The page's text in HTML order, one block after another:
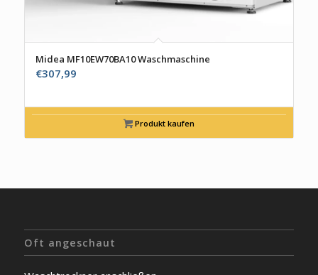
Midea MF10EW70BA10 Waschmaschine
€307,99
Produkt kaufen
Oft angeschaut